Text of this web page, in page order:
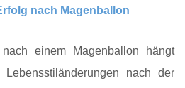
nach Magenballon
einem Magenballon hängt
nach der